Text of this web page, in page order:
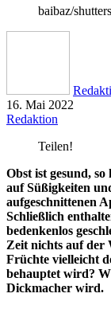
baibaz/
16. Mai 2022
Redaktion
Teilen!
Obst ist gesund,
auf Süßigkeiten
aufgeschnittenen
Schließlich
bedenkenlos
Zeit nichts auf der
Früchte vielleicht
behauptet wird?
Dickmacher wird.